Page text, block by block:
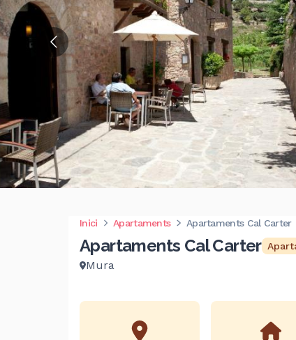
Inici Apartaments Apartaments Cal Carter
Apartaments Cal Carter
Mura